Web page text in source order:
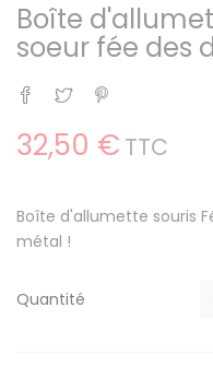
Boîte
soeur fée des
Partager
Tweet
32,50 € TTC
Boîte d'allumette souris
métal !
Quantité